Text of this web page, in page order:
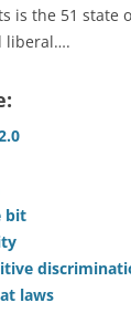
is the 51 state
liberal….
bit
laws